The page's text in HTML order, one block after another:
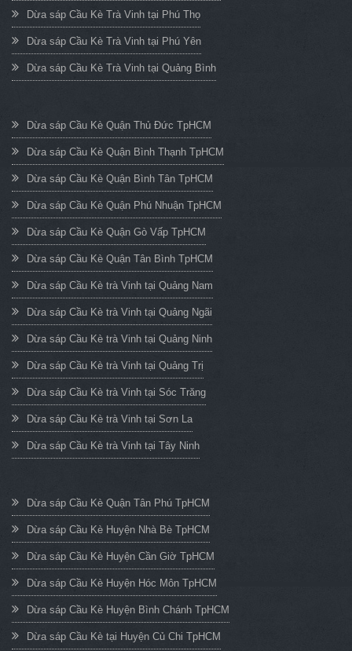
Dừa sáp Cầu Kè Trà Vinh tại Phú Thọ
Dừa sáp Cầu Kè Trà Vinh tại Phú Yên
Dừa sáp Cầu Kè Trà Vinh tại Quảng Bình
Dừa sáp Cầu Kè Quận Thủ Đức TpHCM
Dừa sáp Cầu Kè Quận Bình Thạnh TpHCM
Dừa sáp Cầu Kè Quận Bình Tân TpHCM
Dừa sáp Cầu Kè Quận Phú Nhuận TpHCM
Dừa sáp Cầu Kè Quận Gò Vấp TpHCM
Dừa sáp Cầu Kè Quận Tân Bình TpHCM
Dừa sáp Cầu Kè trà Vinh tại Quảng Nam
Dừa sáp Cầu Kè trà Vinh tại Quảng Ngãi
Dừa sáp Cầu Kè trà Vinh tại Quảng Ninh
Dừa sáp Cầu Kè trà Vinh tại Quảng Trị
Dừa sáp Cầu Kè trà Vinh tại Sóc Trăng
Dừa sáp Cầu Kè trà Vinh tại Sơn La
Dừa sáp Cầu Kè trà Vinh tại Tây Ninh
Dừa sáp Cầu Kè Quận Tân Phú TpHCM
Dừa sáp Cầu Kè Huyện Nhà Bè TpHCM
Dừa sáp Cầu Kè Huyện Cần Giờ TpHCM
Dừa sáp Cầu Kè Huyện Hóc Môn TpHCM
Dừa sáp Cầu Kè Huyện Bình Chánh TpHCM
Dừa sáp Cầu Kè tại Huyện Củ Chi TpHCM